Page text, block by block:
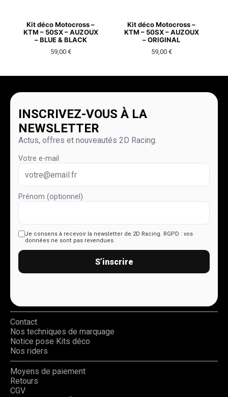
Kit déco Motocross –
KTM – 50SX – AUZOUX
– BLUE & BLACK
59,00 €
Kit déco Motocross –
KTM – 50SX – AUZOUX
– ORIGINAL
59,00 €
INSCRIVEZ-VOUS À LA
NEWSLETTER
Actus, offres et nouveautés 2D Racing.
Votre e-mail
Prénom (optionnel)
Je consens à recevoir la newsletter de 2D Racing. RGPD : vos
données ne sont pas revendues.
S’inscrire
Contact
Nos techniques de marquage
Notice pose Kits déco
Nos riders
Moyens de paiement
Retours
CGV